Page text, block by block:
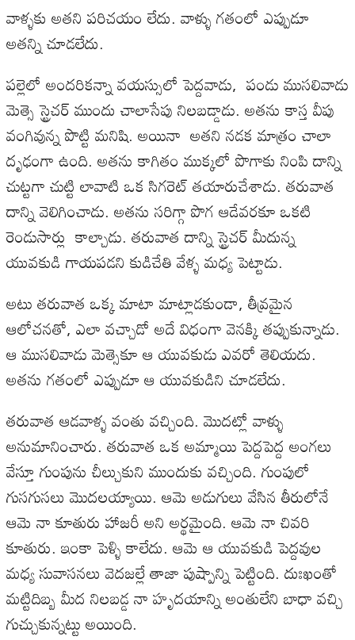
వాళ్ళకు అతని పరిచయం లేదు. వాళ్ళు గతంలో ఎప్పుడూ
అతన్ని చూడలేదు.
పల్లెలో అందరికన్నా వయస్సులో పెద్దవాడు, పండు ముసలివాడు
మెత్సె స్ట్రెచర్‌ ముందు చాలాసేపు నిలబడ్డాడు. అతను కాస్త వీపు
వంగివున్న పొట్టి మనిషి. అయినా అతని నడక మాత్రం చాలా
దృఢంగా ఉంది. అతను కాగితం ముక్కలో పొగాకు నింపి దాన్ని
చుట్టగా చుట్టి లావాటి ఒక సిగరెట్‌ తయారుచేశాడు. తరువాత
దాన్ని వెలిగించాడు. అతను సరిగ్గా పొగ ఆడేవరకూ ఒకటి
రెండుసార్లు కాల్చాడు. తరువాత దాన్ని స్ట్రెచర్‌ మీదున్న
యువకుడి గాయపడని కుడిచేతి వేళ్ళ మధ్య పెట్టాడు.
అటు తరువాత ఒక్క మాటా మాట్లాడకుండా, తీవ్రమైన
ఆలోచనతో, ఎలా వచ్చాడో అదే విధంగా వెనక్కి తప్పుకున్నాడు.
ఆ ముసలివాడు మెత్సెకూ ఆ యువకుడు ఎవరో తెలియదు.
అతను గతంలో ఎప్పుడూ ఆ యువకుడిని చూడలేదు.
తరువాత ఆడవాళ్ళ వంతు వచ్చింది. మొదట్లో వాళ్ళు
అనుమానించారు. తరువాత ఒక అమ్మాయి పెద్దపెద్ద అంగలు
వేస్తూ గుంపును చీల్చుకుని ముందుకు వచ్చింది. గుంపులో
గుసగుసలు మొదలయ్యాయి. ఆమె అడుగులు వేసిన తీరులోనే
ఆమె నా కూతురు హాజరీ అని అర్థమైంది. ఆమె నా చివరి
కూతురు. ఇంకా పెళ్ళి కాలేదు. ఆమె ఆ యువకుడి పెద్దవుల
మధ్య సువాసనలు వెదజల్లే తాజా పుష్పాన్ని పెట్టింది. దుఃఖంతో
మట్టిదిబ్బ మీద నిలబడ్డ నా హృదయాన్ని అంతులేని బాధా వచ్చి
గుచ్చుకున్నట్టు అయింది.